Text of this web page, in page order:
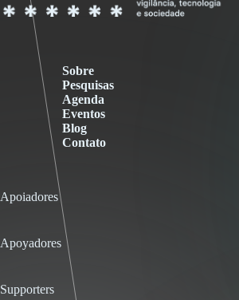
Sobre
Pesquisas
Agenda
Eventos
Blog
Contato
Apoiadores
Apoyadores
Supporters